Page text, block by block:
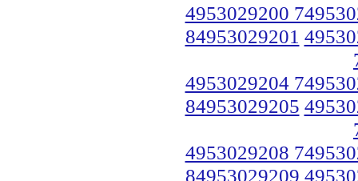
4953029200
84953029201
4953029204
84953029205
4953029208
84953029209